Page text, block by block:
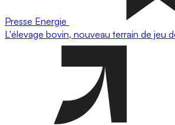
Presse Energie
L'élevage bovin, nouveau terrain de jeu